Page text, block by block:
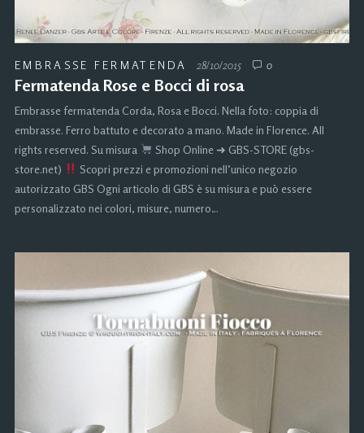
EMBRASSE FERMATENDA 28/10/2015 0
Fermatenda Rose e Bocci di rosa
Embrasse fermatenda Corda, Rosa e Bocci. Nella foto: coppia di
embrasse. Ferro battuto e decorato a mano. Made in Florence. All
rights reserved. Su misura
Shop Online ➜ GBS-STORE (gbs-
store.net)
Scopri prezzi e promozioni nell’unico negozio
autorizzato GBS Ogni articolo di GBS è su misura e può essere
personalizzato nei colori, misure, numero…